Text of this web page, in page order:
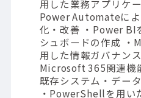
用した業務アプリケ
Power Automateに
化・改善 ・Power BI
シュボードの作成
用した情報ガバナン
Microsoft 365関連機
既存システム・デー
・PowerShellを用い